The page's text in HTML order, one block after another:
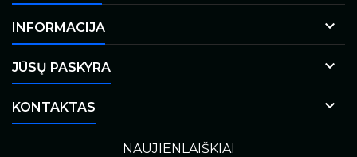
INFORMACIJA 
JŪSŲ PASKYRA 
KONTAKTAS 
NAUJIENLAIŠKIAI